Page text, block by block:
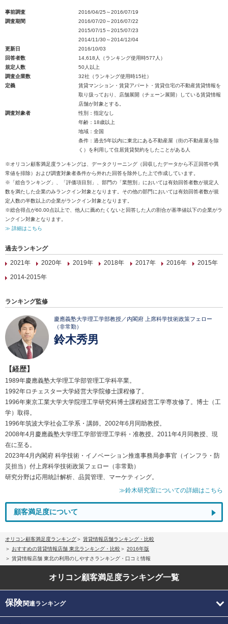
事前調査
2016/04/25～2016/07/19
調査期間
2016/07/20～2016/07/22
2015/07/15～2015/07/23
2014/11/30～2014/12/04
更新日
2016/10/03
回答者数
14,618人（ランキング使用時577人）
規定人数
50人以上
調査企業数
32社（ランキング使用時15社）
定義
賃貸マンション・賃貸アパート・賃貸住宅の不動産賃貸情報を
取り扱っており、店舗展開（チェーン展開）している賃貸情報
店舗が対象とする。
調査対象者
性別：指定なし
年齢：18歳以上
地域：全国
条件：過去5年以内に東北にある不動産屋（街の不動産屋を除
く）を利用して住居賃貸契約をしたことがある人
※オリコン顧客満足度ランキングは、データクリーニング（回収したデータから不正回答や異
常値を排除）および調査対象者条件から外れた回答を除外した上で作成しています。
※「総合ランキング」、「評価項目別」、部門の「業態別」においては有効回答者数が規定人
数を満たした企業のみランクイン対象となります。その他の部門においては有効回答者数が規
定人数の半数以上の企業がランクイン対象となります。
※総合得点が60.00点以上で、他人に薦めたくないと回答した人の割合が基準値以下の企業がラ
ンクイン対象となります。
≫ 詳細はこちら
過去ランキング
2021年
2020年 2019年 2018年 2017年 2016年
2015年
2014-2015年
ランキング監修
慶應義塾大学理工学部教授／内閣府 上席科学技術政策フェロー
（非常勤）
鈴木秀男
【経歴】
1989年慶應義塾大学理工学部管理工学科卒業。
1992年ロチェスター大学経営大学院修士課程修了。
1996年東京工業大学大学院理工学研究科博士課程経営工学専攻修了。博士（工
学）取得。
1996年筑波大学社会工学系・講師。2002年6月同助教授。
2008年4月慶應義塾大学理工学部管理工学科・准教授。2011年4月同教授、現
在に至る。
2023年4月内閣府 科学技術・イノベーション推進事務局参事官（インフラ・防
災担当）付上席科学技術政策フェロー（非常勤）
研究分野は応用統計解析、品質管理、マーケティング。
≫鈴木研究室についての詳細はこちら
顧客満足度について
オリコン顧客満足度ランキング
賃貸情報店舗ランキング・比較
おすすめの賃貸情報店舗 東北ランキング・比較
2016年版
賃貸情報店舗 東北の利用のしやすさランキング・口コミ情報
オリコン顧客満足度ランキング一覧
保険関連ランキング